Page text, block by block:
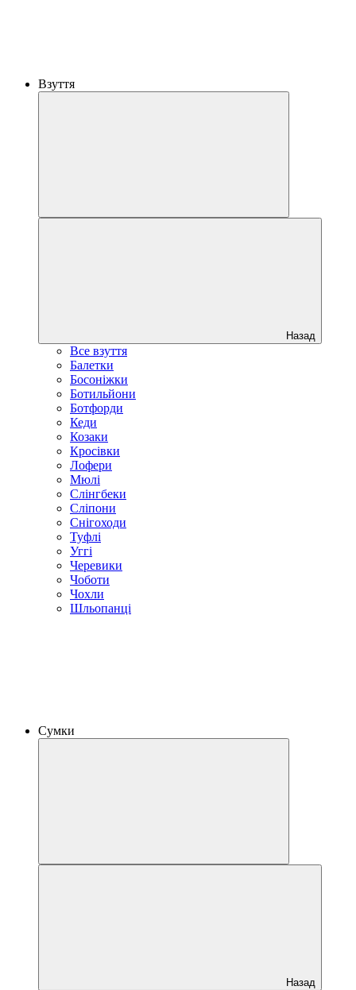
Взуття
Назад
Все взуття
Балетки
Босоніжки
Ботильйони
Ботфорди
Кеди
Козаки
Кросівки
Лофери
Мюлі
Слінгбеки
Сліпони
Снігоходи
Туфлі
Уггі
Черевики
Чоботи
Чохли
Шльопанці
Сумки
Назад